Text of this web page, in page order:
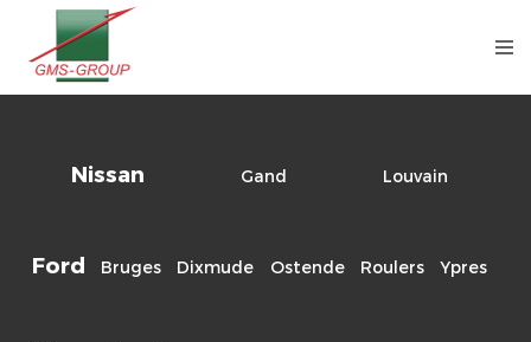
Nissan Gand Louvain
Ford Bruges Dixmude Ostende Roulers Ypres